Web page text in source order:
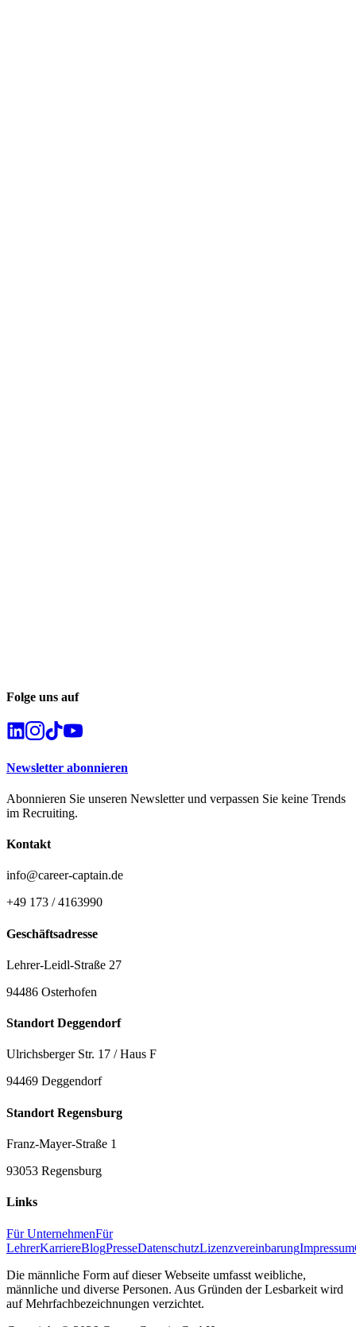
Folge uns auf
Newsletter abonnieren
Abonnieren Sie unseren Newsletter und verpassen Sie keine Trends
im Recruiting.
Kontakt
info@career-captain.de
+49 173 / 4163990
Geschäftsadresse
Lehrer-Leidl-Straße 27
94486 Osterhofen
Standort Deggendorf
Ulrichsberger Str. 17 / Haus F
94469 Deggendorf
Standort Regensburg
Franz-Mayer-Straße 1
93053 Regensburg
Links
Für UnternehmenFür
LehrerKarriereBlogPresseDatenschutzLizenzvereinbarungImpressum
Die männliche Form auf dieser Webseite umfasst weibliche,
männliche und diverse Personen. Aus Gründen der Lesbarkeit wird
auf Mehrfachbezeichnungen verzichtet.